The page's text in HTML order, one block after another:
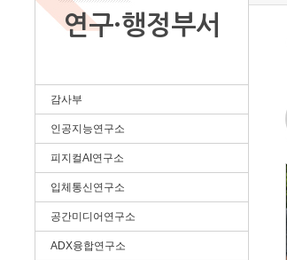
연구·행정부서
감사부
인공지능연구소
피지컬AI연구소
입체통신연구소
공간미디어연구소
ADX융합연구소